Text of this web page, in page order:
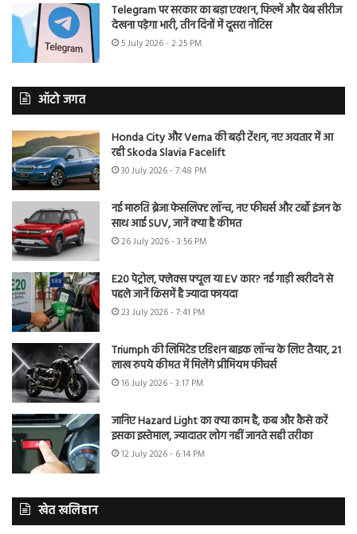
Telegram पर सरकार का बड़ा एक्शन, फिल्में और वेब सीरीज
देखना पड़ेगा भारी, तीन दिनों में दूसरा नोटिस
5 July 2026 - 2:25 PM
ऑटो जगत
Honda City और Verna की बढ़ी टेंशन, नए अवतार में आ
रही Skoda Slavia Facelift
30 July 2026 - 7:48 PM
नई मारुति ब्रेजा फेसलिफ्ट लॉन्च, नए फीचर्स और टर्बो इंजन के
साथ आई SUV, जानें क्या है कीमत
26 July 2026 - 3:56 PM
E20 पेट्रोल, फ्लेक्स फ्यूल या EV कार? नई गाड़ी खरीदने से
पहले जानें किसमें है ज्यादा फायदा
23 July 2026 - 7:41 PM
Triumph की लिमिटेड एडिशन बाइक लॉन्च के लिए तैयार, 21
लाख रुपये कीमत में मिलेंगे प्रीमियम फीचर्स
16 July 2026 - 3:17 PM
जानिए Hazard Light का क्या काम है, कब और कैसे करें
इसका इस्तेमाल, ज्यादातर लोग नहीं जानते सही तरीका
12 July 2026 - 6:14 PM
खेत खलिहान